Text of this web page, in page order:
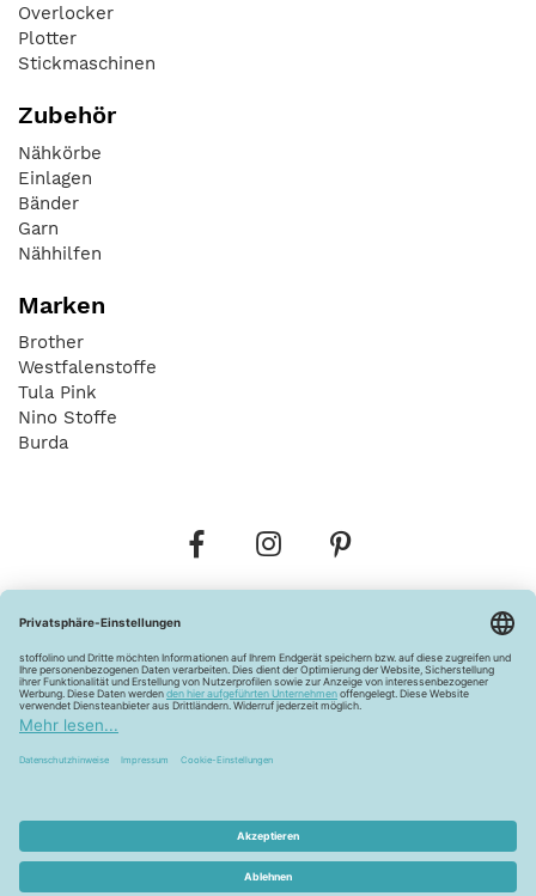
Overlocker
Plotter
Stickmaschinen
Zubehör
Nähkörbe
Einlagen
Bänder
Garn
Nähhilfen
Marken
Brother
Westfalenstoffe
Tula Pink
Nino Stoffe
Burda
Widerrufsbelehrung Vertrag widerrufen
Barrierefreiheitserklärung
Pflegehinweise